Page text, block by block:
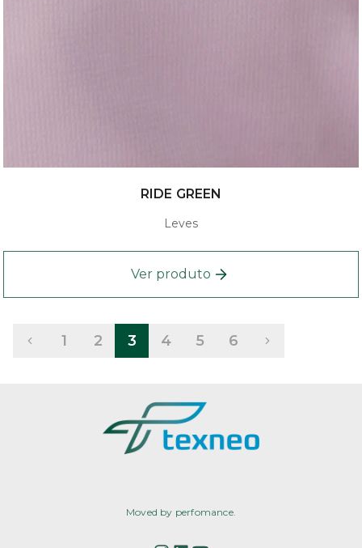
RIDE GREEN
Leves
Ver produto
1 2 3 4 5 6
Moved by perfomance.